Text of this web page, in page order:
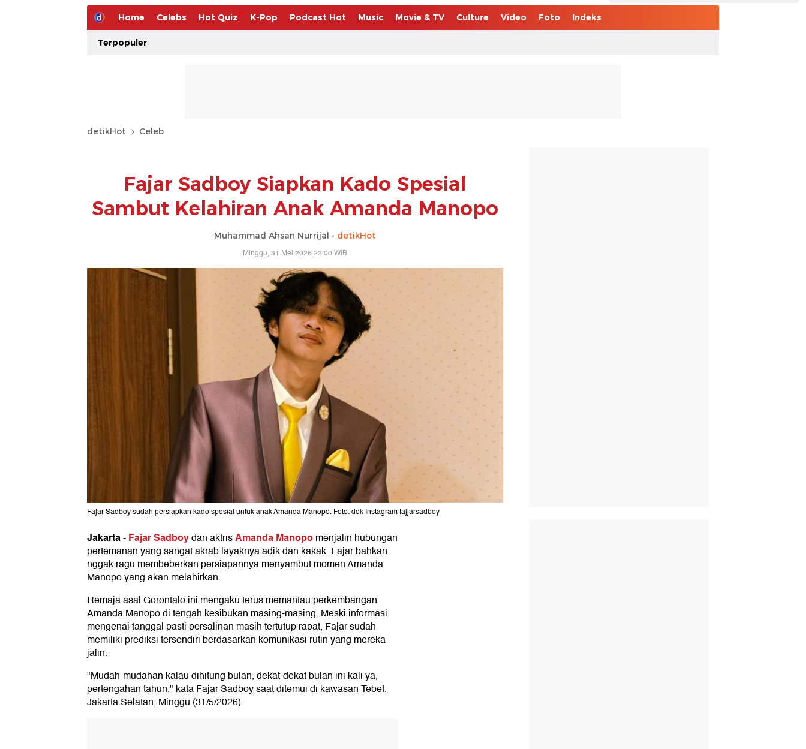
Home Celebs Hot Quiz K-Pop Podcast Hot Music Movie & TV Culture Video Foto Indeks
Terpopuler
detikHot Celeb
Fajar Sadboy Siapkan Kado Spesial
Sambut Kelahiran Anak Amanda Manopo
Muhammad Ahsan Nurrijal - detikHot
Minggu, 31 Mei 2026 22:00 WIB
Fajar Sadboy sudah persiapkan kado spesial untuk anak Amanda Manopo. Foto: dok Instagram fajjarsadboy
Jakarta-Fajar Sadboydan aktrisAmanda Manopomenjalin hubungan
pertemanan yang sangat akrab layaknya adik dan kakak. Fajar bahkan
nggak ragu membeberkan persiapannya menyambut momen Amanda
Manopo yang akan melahirkan.
Remaja asal Gorontalo ini mengaku terus memantau perkembangan
Amanda Manopo di tengah kesibukan masing-masing. Meski informasi
mengenai tanggal pasti persalinan masih tertutup rapat, Fajar sudah
memiliki prediksi tersendiri berdasarkan komunikasi rutin yang mereka
jalin.
"Mudah-mudahan kalau dihitung bulan, dekat-dekat bulan ini kali ya,
pertengahan tahun," kata Fajar Sadboy saat ditemui di kawasan Tebet,
Jakarta Selatan, Minggu (31/5/2026).